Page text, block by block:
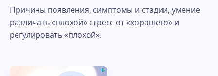
Причины появления, симптомы и стадии, умение
различать «плохой» стресс от «хорошего» и
регулировать «плохой».